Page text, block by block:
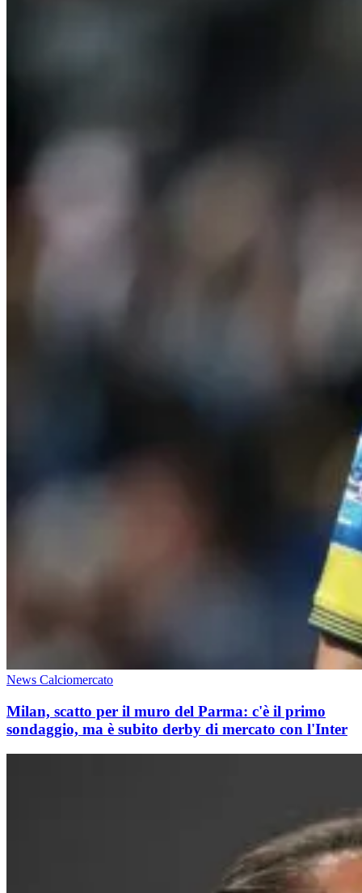
News Calciomercato
Milan, scatto per il muro del Parma: c'è il primo
sondaggio, ma è subito derby di mercato con l'Inter